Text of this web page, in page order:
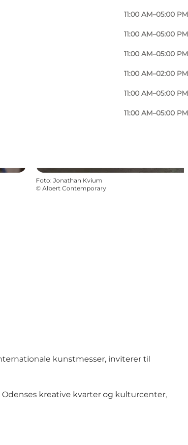
11:00 AM–05:00 PM
11:00 AM–05:00 PM
11:00 AM–05:00 PM
11:00 AM–02:00 PM
11:00 AM–05:00 PM
11:00 AM–05:00 PM
Foto: Jonathan Kvium
© Albert Contemporary
kunstmesser, inviterer til
kreative kvarter og kulturcenter,